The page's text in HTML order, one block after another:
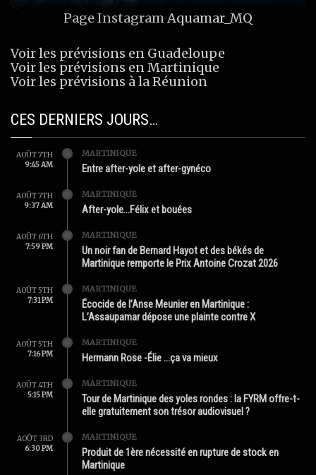
Page InstagramAquamar_MQ
Voir les prévisions en Guadeloupe
Voir les prévisions en Martinique
Voir les prévisions à la Réunion
CES DERNIERS JOURS…
AOÛT 7TH
9:45 AM
MARTINIQUE
Entre after-yole et after-gynéco
AOÛT 7TH
9:37 AM
MARTINIQUE
After-yole…Félix et bouées
AOÛT 6TH
7:59 PM
MARTINIQUE
Un noir fan de Bernard Hayot et des békés de
Martinique remporte le Prix Antoine Crozat 2026
AOÛT 5TH
7:31 PM
MARTINIQUE
Écocide de l’Anse Meunier en Martinique :
L’Assaupamar dépose une plainte contre X
AOÛT 5TH
7:16 PM
MARTINIQUE
Hermann Rose -Élie …ça va mieux
AOÛT 4TH
5:15 PM
MARTINIQUE
Tour de Martinique des yoles rondes : la FYRM offre-t-
elle gratuitement son trésor audiovisuel ?
AOÛT 3RD
6:30 PM
MARTINIQUE
Produit de 1ère nécessité en rupture de stock en
Martinique